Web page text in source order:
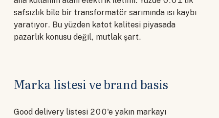
safsızlık bile bir transformatör sarımında ısı kaybı
yaratıyor. Bu yüzden katot kalitesi piyasada
pazarlık konusu değil, mutlak şart.
Marka listesi ve brand basis
Good delivery listesi 200'e yakın markayı